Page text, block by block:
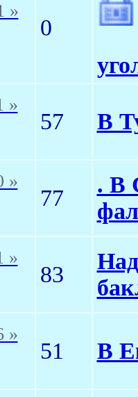
»
0
»
57 В
»
77
. В
»
83
»
51 В